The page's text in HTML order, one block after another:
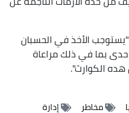
الأخذ في الحسبان
بما في ذلك مراعاة
الكوارث".
مخاطر إدارة